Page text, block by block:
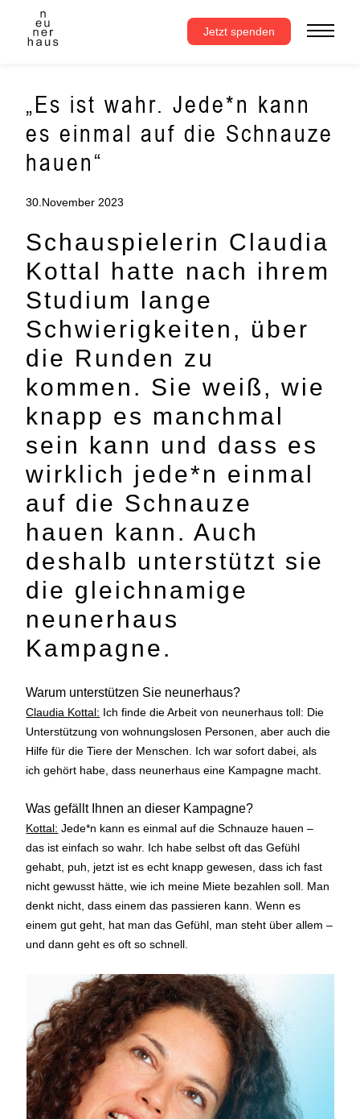
springen
Jetzt spenden
„Es ist wahr. Jede*n kann
es einmal auf die Schnauze
hauen“
30.November 2023
Schauspielerin Claudia
Kottal hatte nach ihrem
Studium lange
Schwierigkeiten, über
die Runden zu
kommen. Sie weiß, wie
knapp es manchmal
sein kann und dass es
wirklich jede*n einmal
auf die Schnauze
hauen kann. Auch
deshalb unterstützt sie
die gleichnamige
neunerhaus
Kampagne.
Warum unterstützen Sie neunerhaus?
Claudia Kottal: Ich finde die Arbeit von neunerhaus toll: Die
Unterstützung von wohnungslosen Personen, aber auch die
Hilfe für die Tiere der Menschen. Ich war sofort dabei, als
ich gehört habe, dass neunerhaus eine Kampagne macht.
Was gefällt Ihnen an dieser Kampagne?
Kottal: Jede*n kann es einmal auf die Schnauze hauen –
das ist einfach so wahr. Ich habe selbst oft das Gefühl
gehabt, puh, jetzt ist es echt knapp gewesen, dass ich fast
nicht gewusst hätte, wie ich meine Miete bezahlen soll. Man
denkt nicht, dass einem das passieren kann. Wenn es
einem gut geht, hat man das Gefühl, man steht über allem –
und dann geht es oft so schnell.